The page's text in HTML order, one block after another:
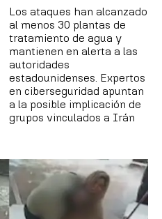
Los ataques han alcanzado
al menos 30 plantas de
tratamiento de agua y
mantienen en alerta a las
autoridades
estadounidenses. Expertos
en ciberseguridad apuntan
a la posible implicación de
grupos vinculados a Irán